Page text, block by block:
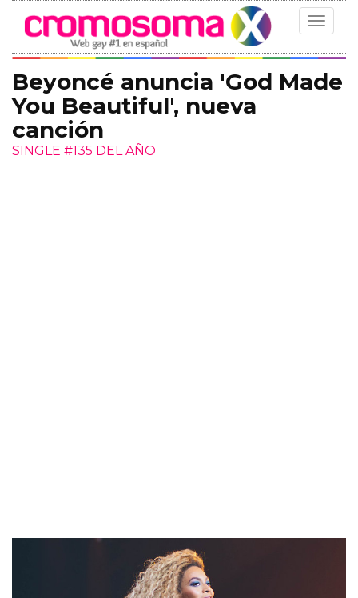
Toggle
Beyoncé anuncia 'God Made
You Beautiful', nueva
canción
SINGLE #135 DEL AÑO